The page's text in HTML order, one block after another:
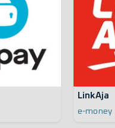
LinkAja
e-money